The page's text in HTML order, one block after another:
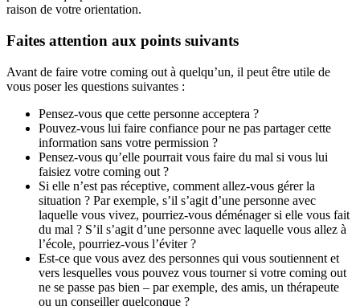
raison de votre orientation.
Faites attention aux points suivants
Avant de faire votre coming out à quelqu’un, il peut être utile de
vous poser les questions suivantes :
Pensez-vous que cette personne acceptera ?
Pouvez-vous lui faire confiance pour ne pas partager cette
information sans votre permission ?
Pensez-vous qu’elle pourrait vous faire du mal si vous lui
faisiez votre coming out ?
Si elle n’est pas réceptive, comment allez-vous gérer la
situation ? Par exemple, s’il s’agit d’une personne avec
laquelle vous vivez, pourriez-vous déménager si elle vous fait
du mal ? S’il s’agit d’une personne avec laquelle vous allez à
l’école, pourriez-vous l’éviter ?
Est-ce que vous avez des personnes qui vous soutiennent et
vers lesquelles vous pouvez vous tourner si votre coming out
ne se passe pas bien – par exemple, des amis, un thérapeute
ou un conseiller quelconque ?